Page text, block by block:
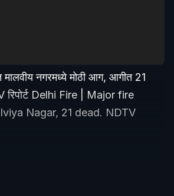
नगरमध्ये मोठी आग, आगीत 21
रिपोर्ट Delhi Fire | Major fire
Nagar, 21 dead. NDTV